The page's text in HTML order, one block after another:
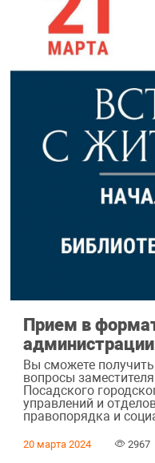
Прием в
Вы сможете
вопросы
Посадского
управлений и
правопорядка и
20 марта 2024 2967